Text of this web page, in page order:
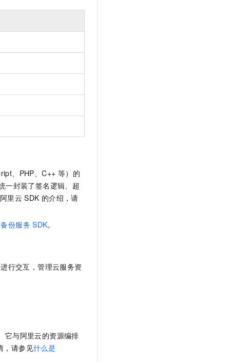
、PHP、C++ 等）的
一封装了签名逻辑、超
里云 SDK 的介绍，请
份服务 SDK。
行交互，管理云服务资
它与阿里云的资源编排
，请参见什么是